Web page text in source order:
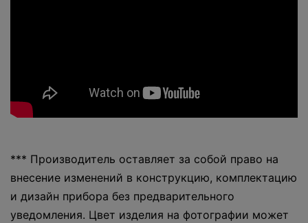
*** Производитель оставляет за собой право на
внесение изменений в конструкцию, комплектацию
и дизайн прибора без предварительного
уведомления. Цвет изделия на фотографии может